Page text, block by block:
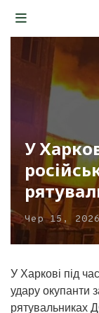
У
Чер 15, 2026
У Харкові під
удару окупанти
рятувальниках